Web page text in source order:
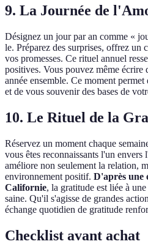
9. La Journée de
Désignez un jour par an comme «
le. Préparez des surprises, offrez un
vos promesses. Ce rituel annuel
positives. Vous pouvez même
année ensemble. Ce moment
et de vous souvenir des bases de
10. Le Rituel de la
Réservez un moment chaque
vous êtes reconnaissants l'un
améliore non seulement la relation,
environnement positif. D'après une
Californie, la gratitude est liée à
saine. Qu'il s'agisse de grandes
échange quotidien de gratitude
Checklist avant achat